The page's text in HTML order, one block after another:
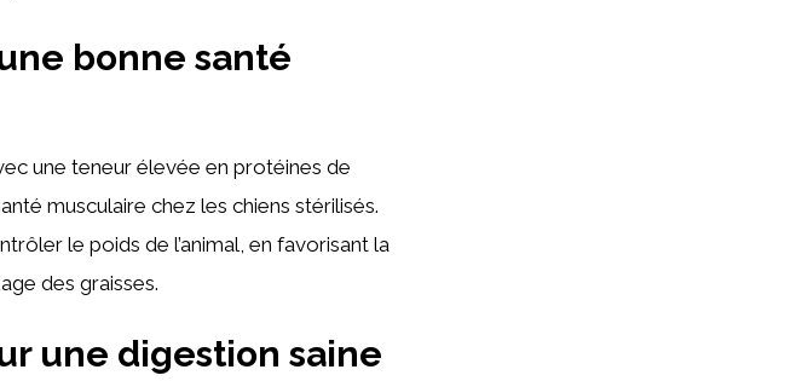
bonne santé
une teneur élevée en protéines de
musculaire chez les chiens stérilisés.
le poids de l’animal, en favorisant la
des graisses.
une digestion saine